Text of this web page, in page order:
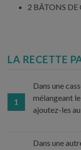
2 BÂTONS DE
LA RECETTE
1
Dans une
mélangeant
ajoutez-les
Dans une